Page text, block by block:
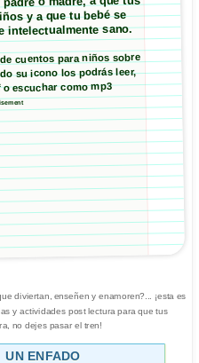
y a que tu bebé se
intelectualmente sano.
cuentos para niños sobre
su icono los podrás leer,
escuchar como mp3
diviertan, enseñen y enamoren?... ¡esta es
y actividades post lectura para que tus
no dejes pasar el tren!
UN ENFADO